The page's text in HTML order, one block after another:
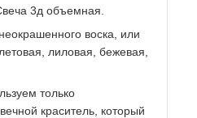
3д объемная.
воска, или
лиловая, бежевая,
только
краситель, который